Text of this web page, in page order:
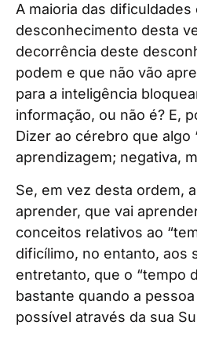
A maioria das
desconhecimento desta
decorrência deste
podem e que não vão
para a inteligência
informação, ou não é? E,
Dizer ao cérebro que
aprendizagem; negativa,
Se, em vez desta ordem,
aprender, que vai
conceitos relativos ao
dificílimo, no entanto, aos
entretanto, que o “tempo
bastante quando a
possível através da sua